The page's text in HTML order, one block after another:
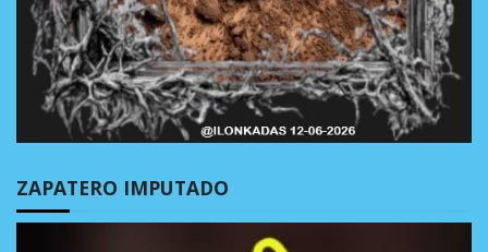
ZAPATERO IMPUTADO